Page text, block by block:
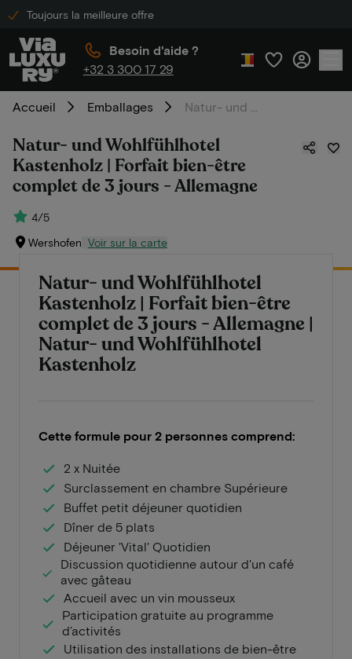
Toujours la meilleure offre
Besoin d'aide ?
+32 3 300 17 29
Accueil Emballages
Natur- und Wohlfühlhotel
Kastenholz | Forfait bien-être
complet de 3 jours - Allemagne
4/5
Wershofen Voir sur la carte
Natur- und Wohlfühlhotel
Kastenholz | Forfait bien-être
complet de 3 jours - Allemagne |
Natur- und Wohlfühlhotel
Kastenholz
Cette formule pour 2 personnes comprend:
2 x Nuitée
Surclassement en chambre Supérieure
Buffet petit déjeuner quotidien
Dîner de 5 plats
Déjeuner 'Vital' Quotidien
Discussion quotidienne autour d'un café
avec gâteau
Accueil avec un vin mousseux
Participation gratuite au programme
d’activités
Utilisation des installations de bien-être